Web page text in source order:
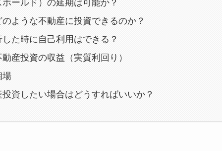
ールド）の延期は可能か？
ような不動産に投資できるのか？
た時に自己利用はできる？
産投資の収益（実質利回り）
場
資したい場合はどうすればいいか？